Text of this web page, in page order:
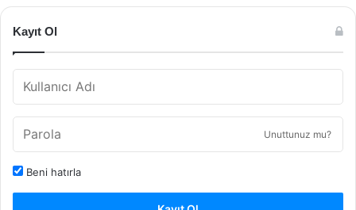
Kayıt Ol
Unuttunuz mu?
Beni hatırla